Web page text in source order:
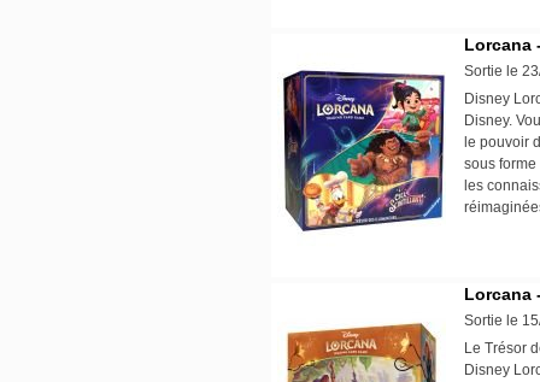
Lorcana
Sortie le
Disney
Disney.
le pouvoir
sous
les
Lorcana
Sortie le
Le Trésor
Disney